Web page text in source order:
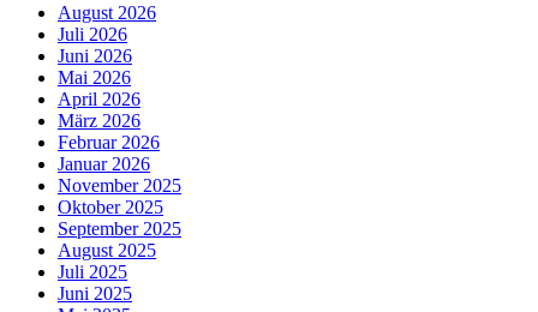
August 2026
Juli 2026
Juni 2026
Mai 2026
April 2026
März 2026
Februar 2026
Januar 2026
November 2025
Oktober 2025
September 2025
August 2025
Juli 2025
Juni 2025